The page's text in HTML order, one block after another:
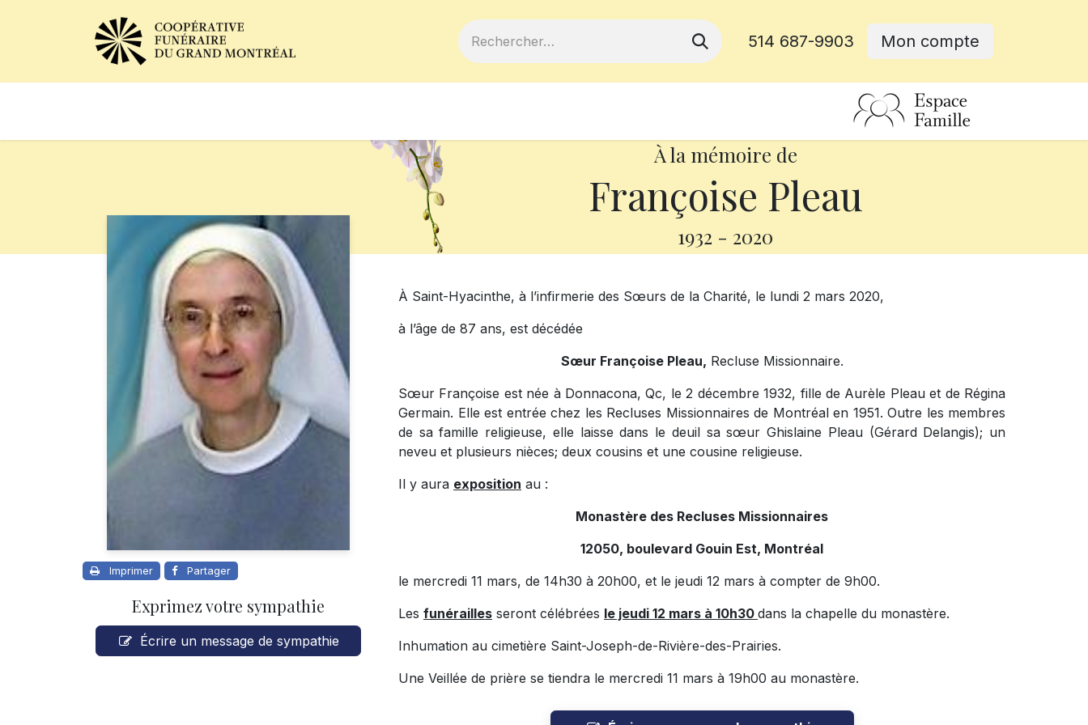
514 687-9903 Mon compte
À la mémoire de
Françoise Pleau
1932 - 2020
Imprimer Partager
Exprimez votre sympathie
Écrire un message de sympathie
À Saint-Hyacinthe, à l’infirmerie des Sœurs de la Charité, le lundi 2 mars 2020,
à l’âge de 87 ans, est décédée
Sœur Françoise Pleau, Recluse Missionnaire.
Sœur Françoise est née à Donnacona, Qc, le 2 décembre 1932, fille de Aurèle Pleau et de Régina
Germain. Elle est entrée chez les Recluses Missionnaires de Montréal en 1951. Outre les membres
de sa famille religieuse, elle laisse dans le deuil sa sœur Ghislaine Pleau (Gérard Delangis); un
neveu et plusieurs nièces; deux cousins et une cousine religieuse.
Il y aura exposition au :
Monastère des Recluses Missionnaires
12050, boulevard Gouin Est, Montréal
le mercredi 11 mars, de 14h30 à 20h00, et le jeudi 12 mars à compter de 9h00.
Les funérailles seront célébrées le jeudi 12 mars à 10h30 dans la chapelle du monastère.
Inhumation au cimetière Saint-Joseph-de-Rivière-des-Prairies.
Une Veillée de prière se tiendra le mercredi 11 mars à 19h00 au monastère.